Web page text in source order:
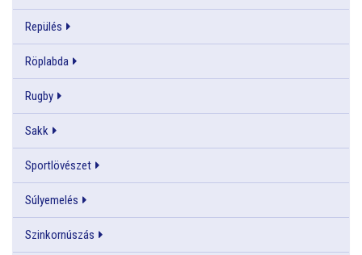
Repülés
Röplabda
Rugby
Sakk
Sportlövészet
Súlyemelés
Szinkornúszás